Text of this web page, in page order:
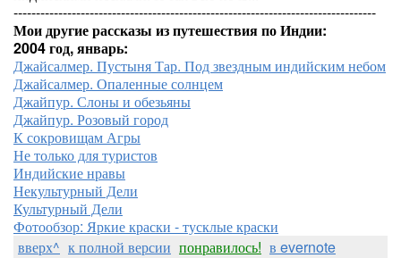
---------------------------------------------------------------------------------
Мои другие рассказы из путешествия по Индии:
2004 год, январь:
Джайсалмер. Пустыня Тар. Под звездным индийским небом
Джайсалмер. Опаленные солнцем
Джайпур. Слоны и обезьяны
Джайпур. Розовый город
К сокровищам Агры
Не только для туристов
Индийские нравы
Некультурный Дели
Культурный Дели
Фотообзор: Яркие краски - тусклые краски
вверх^ к полной версии понравилось! в evernote